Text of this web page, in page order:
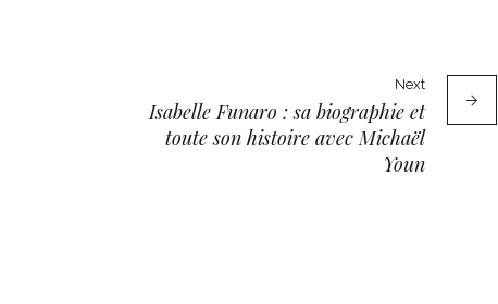
Next
Isabelle Funaro : sa biographie et
toute son histoire avec Michaël
Youn